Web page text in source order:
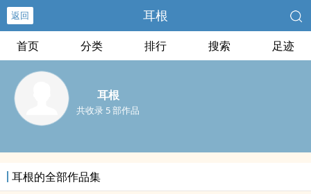
返回 耳根
首页 分类 排行 搜索 足迹
耳根
共收录 5 部作品
耳根的全部作品集